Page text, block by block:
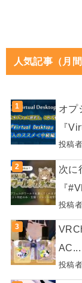
人気記事（月間
オプ
『
投稿
次に
『
投稿
AC...
投稿